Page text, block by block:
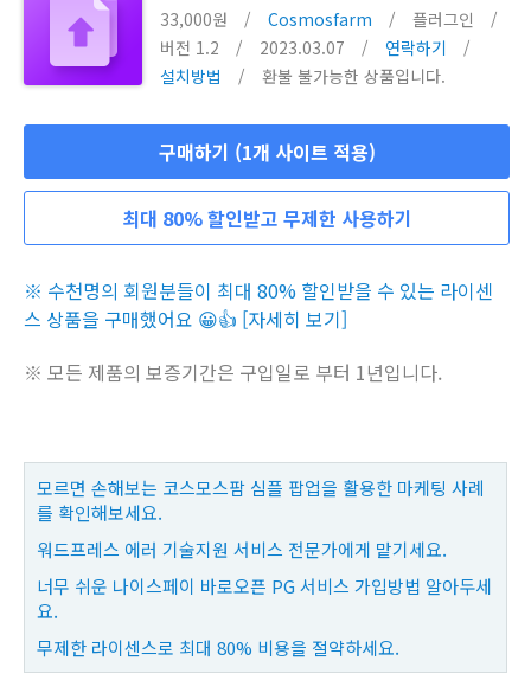
33,000원 / Cosmosfarm / 플러그인
/
버전 1.2
/ 2023.03.07 / 연락하기
/
설치방법
/ 환불 불가능한 상품입니다.
구매하기 (1개 사이트 적용)
최대 80% 할인받고 무제한 사용하기
※ 수천명의 회원분들이 최대 80% 할인받을 수 있는 라이센
스 상품을 구매했어요 😀👍 [자세히 보기]
※ 모든 제품의 보증기간은 구입일로 부터 1년입니다.
모르면 손해보는 코스모스팜 심플 팝업을 활용한 마케팅 사례
를 확인해보세요.
워드프레스 에러 기술지원 서비스 전문가에게 맡기세요.
너무 쉬운 나이스페이 바로오픈 PG 서비스 가입방법 알아두세
요.
무제한 라이센스로 최대 80% 비용을 절약하세요.